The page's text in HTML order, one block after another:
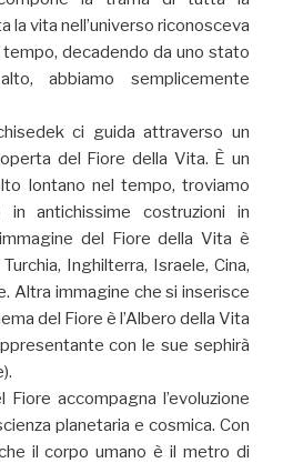
la vita nell’universo riconosceva
decadendo da uno stato
abbiamo semplicemente
ci guida attraverso un
del Fiore della Vita. È un
lontano nel tempo, troviamo
antichissime costruzioni in
del Fiore della Vita è
Inghilterra, Israele, Cina,
Altra immagine che si inserisce
del Fiore è l’Albero della Vita
con le sue sephirà
accompagna l’evoluzione
planetaria e cosmica. Con
il corpo umano è il metro di